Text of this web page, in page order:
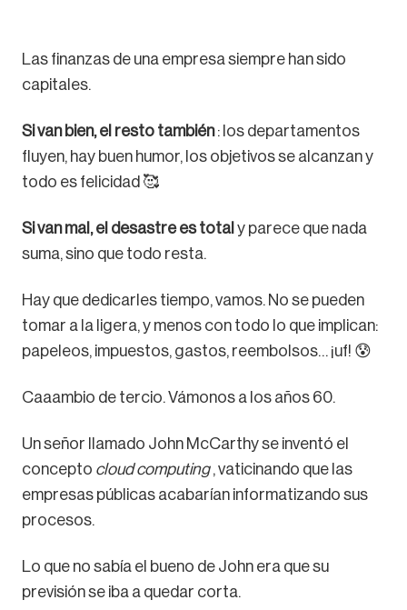
Las finanzas de una empresa siempre han sido
capitales.
Si van bien, el resto también: los departamentos
fluyen, hay buen humor, los objetivos se alcanzan y
todo es felicidad 🥰
Si van mal, el desastre es total y parece que nada
suma, sino que todo resta.
Hay que dedicarles tiempo, vamos. No se pueden
tomar a la ligera, y menos con todo lo que implican:
papeleos, impuestos, gastos, reembolsos… ¡uf! 😰
Caaambio de tercio. Vámonos a los años 60.
Un señor llamado John McCarthy se inventó el
concepto cloud computing, vaticinando que las
empresas públicas acabarían informatizando sus
procesos.
Lo que no sabía el bueno de John era que su
previsión se iba a quedar corta.